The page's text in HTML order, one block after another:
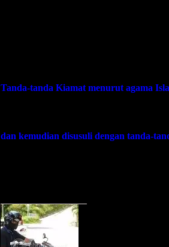
Tanda-tanda Kiamat menurut agama
dan kemudian disusuli dengan tanda-